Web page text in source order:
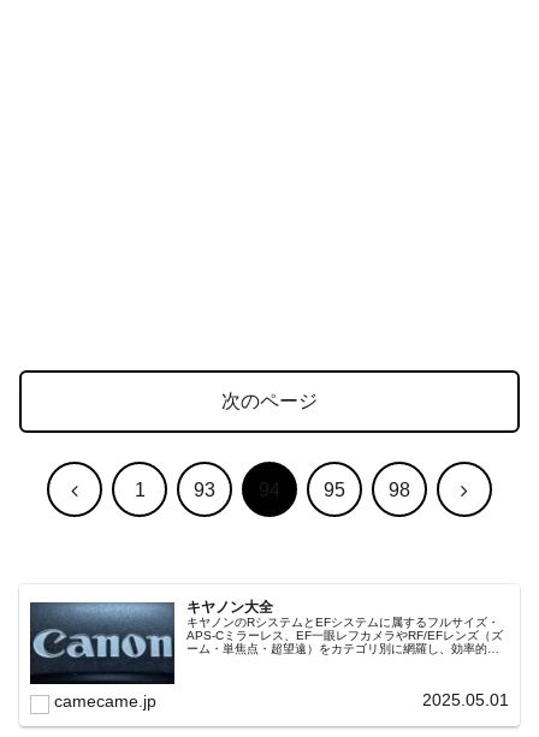
次のページ
前 1 93 94 95 98 次
キヤノン大全
キヤノンのRシステムとEFシステムに属するフルサイズ・
APS-Cミラーレス、EF一眼レフカメラやRF/EFレンズ（ズ
ーム・単焦点・超望遠）をカテゴリ別に網羅し、効率的に
camecame.jp 2025.05.01